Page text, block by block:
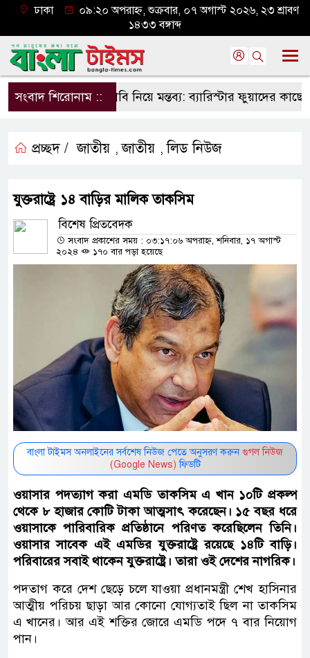
ঢাকা
০৯:২০ অপরাহ্ন, শুক্রবার, ০৭ অগাস্ট ২০২৬, ২৩ শ্রাবণ
১৪৩৩ বঙ্গাব্দ
সংবাদ শিরোনাম ::ঢাবি নিয়ে মন্তব্য: ব্যারিস্টার ফুয়াদের কাছে শত
প্রচ্ছদ / জাতীয় ,জাতীয় ,লিড নিউজ
যুক্তরাষ্ট্রে ১৪ বাড়ির মালিক তাকসিম
বিশেষ প্রিতবেদক
সংবাদ প্রকাশের সময় : ০৩:১৭:০৬ অপরাহ্ন, শনিবার, ১৭ অগাস্ট
২০২৪
১৭০ বার পড়া হয়েছে
বাংলা টাইমস অনলাইনের সর্বশেষ নিউজ পেতে অনুসরণ করুন গুগল নিউজ
(Google News) ফিডটি
ওয়াসার পদত্যাগ করা এমডি তাকসিম এ খান ১০টি প্রকল্প
থেকে ৮ হাজার কোটি টাকা আত্মসাৎ করেছেন। ১৫ বছর ধরে
ওয়াসাকে পারিবারিক প্রতিষ্ঠানে পরিণত করেছিলেন তিনি।
ওয়াসার সাবেক এই এমডির যুক্তরাষ্ট্রে রয়েছে ১৪টি বাড়ি।
পরিবারের সবাই থাকেন যুক্তরাষ্ট্রে। তারা ওই দেশের নাগরিক।
পদতাগ করে দেশ ছেড়ে চলে যাওয়া প্রধানমন্ত্রী শেখ হাসিনার
আত্মীয় পরিচয় ছাড়া আর কোনো যোগ্যতাই ছিল না তাকসিম
এ খানের। আর এই শক্তির জোরে এমডি পদে ৭ বার নিয়োগ
পান।